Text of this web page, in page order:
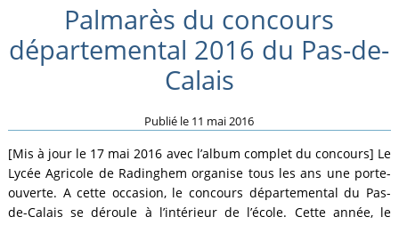
Palmarès du concours
départemental 2016 du Pas-de-
Calais
Publié le 11 mai 2016
[Mis à jour le 17 mai 2016 avec l’album complet du concours] Le
Lycée Agricole de Radinghem organise tous les ans une porte-
ouverte. A cette occasion, le concours départemental du Pas-
de-Calais se déroule à l’intérieur de l’école. Cette année, le